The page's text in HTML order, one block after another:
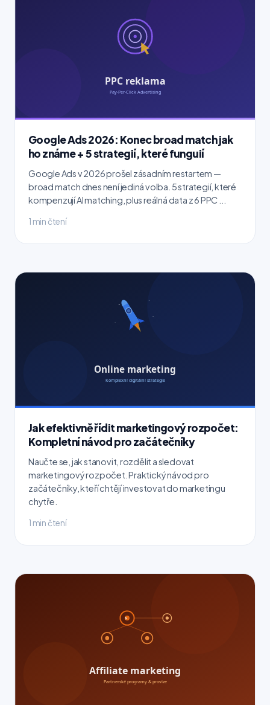
Google Ads 2026: Konec broad match jak
ho známe + 5 strategií, které funguií
Google Ads v 2026 prošel zásadním restartem —
broad match dnes není jediná volba. 5 strategií, které
kompenzují AI matching, plus reálná data z 6 PPC ...
1 min čtení
Jak efektivně řídit marketingový rozpočet:
Kompletní návod pro začátečníky
Naučte se, jak stanovit, rozdělit a sledovat
marketingový rozpočet. Praktický návod pro
začátečníky, kteří chtějí investovat do marketingu
chytře.
1 min čtení